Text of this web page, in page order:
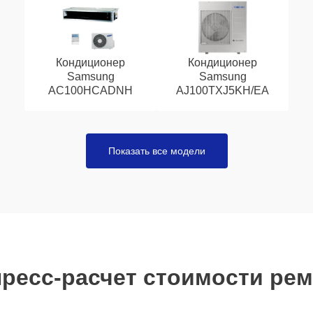
Кондиционер
Samsung
AC100HCADNH
Кондиционер
Samsung
AJ100TXJ5KH/EA
Показать все модели
расчет стоимости